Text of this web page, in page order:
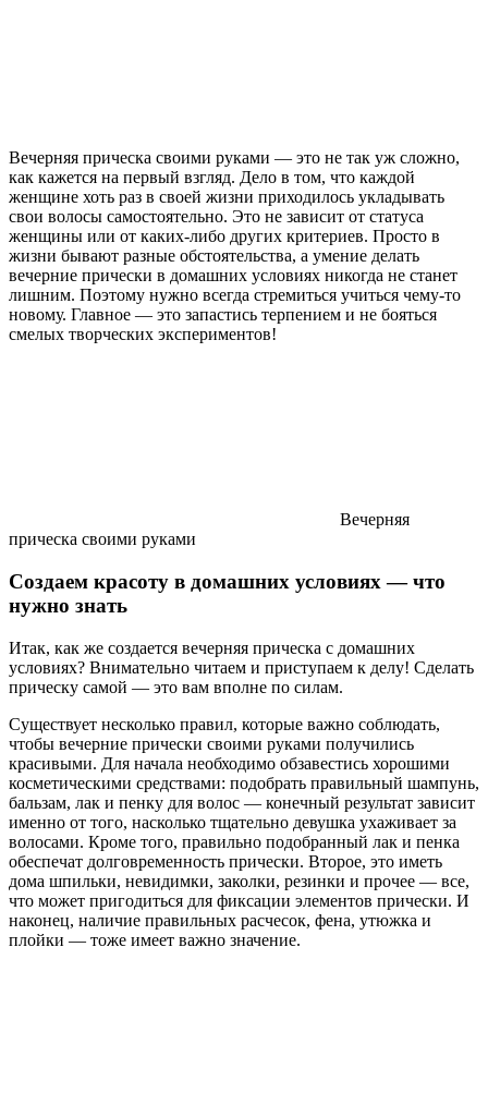
Вечерняя прическа своими руками — это не так уж сложно,
как кажется на первый взгляд. Дело в том, что каждой
женщине хоть раз в своей жизни приходилось укладывать
свои волосы самостоятельно. Это не зависит от статуса
женщины или от каких-либо других критериев. Просто в
жизни бывают разные обстоятельства, а умение делать
вечерние прически в домашних условиях никогда не станет
лишним. Поэтому нужно всегда стремиться учиться чему-то
новому. Главное — это запастись терпением и не бояться
смелых творческих экспериментов!
Вечерняя
прическа своими руками
Создаем красоту в домашних условиях — что
нужно знать
Итак, как же создается вечерняя прическа с домашних
условиях? Внимательно читаем и приступаем к делу! Сделать
прическу самой — это вам вполне по силам.
Существует несколько правил, которые важно соблюдать,
чтобы вечерние прически своими руками получились
красивыми. Для начала необходимо обзавестись хорошими
косметическими средствами: подобрать правильный шампунь,
бальзам, лак и пенку для волос — конечный результат зависит
именно от того, насколько тщательно девушка ухаживает за
волосами. Кроме того, правильно подобранный лак и пенка
обеспечат долговременность прически. Второе, это иметь
дома шпильки, невидимки, заколки, резинки и прочее — все,
что может пригодиться для фиксации элементов прически. И
наконец, наличие правильных расчесок, фена, утюжка и
плойки — тоже имеет важно значение.